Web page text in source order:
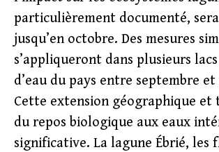
particulièrement documenté,
jusqu’en octobre. Des mesures
s’appliqueront dans plusieurs
d’eau du pays entre septembre
Cette extension géographique et
du repos biologique aux eaux
significative. La lagune Ébrié, les